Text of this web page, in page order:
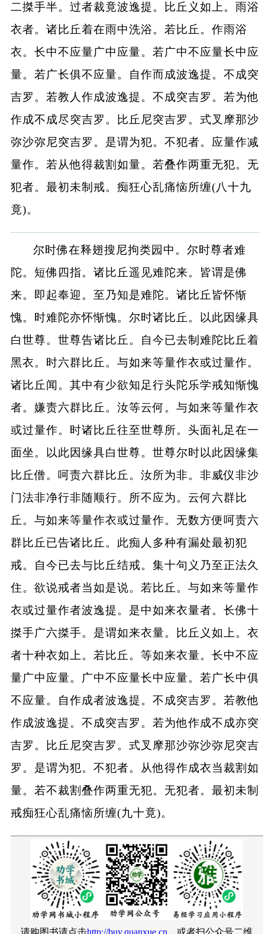
二搩手半。过者裁竟波逸提。比丘义如上。雨浴
衣者。诸比丘着在雨中洗浴。若比丘。作雨浴
衣。长中不应量广中应量。若广中不应量长中应
量。若广长俱不应量。自作而成波逸提。不成突
吉罗。若教人作成波逸提。不成突吉罗。若为他
作成不成尽突吉罗。比丘尼突吉罗。式叉摩那沙
弥沙弥尼突吉罗。是谓为犯。不犯者。应量作减
量作。若从他得裁割如量。若叠作两重无犯。无
犯者。最初未制戒。痴狂心乱痛恼所缠(八十九
竟)。
尔时佛在释翅搜尼拘类园中。尔时尊者难
陀。短佛四指。诸比丘遥见难陀来。皆谓是佛
来。即起奉迎。至乃知是难陀。诸比丘皆怀惭
愧。时难陀亦怀惭愧。尔时诸比丘。以此因缘具
白世尊。世尊告诸比丘。自今已去制难陀比丘着
黑衣。时六群比丘。与如来等量作衣或过量作。
诸比丘闻。其中有少欲知足行头陀乐学戒知惭愧
者。嫌责六群比丘。汝等云何。与如来等量作衣
或过量作。时诸比丘往至世尊所。头面礼足在一
面坐。以此因缘具白世尊。世尊尔时以此因缘集
比丘僧。呵责六群比丘。汝所为非。非威仪非沙
门法非净行非随顺行。所不应为。云何六群比
丘。与如来等量作衣或过量作。无数方便呵责六
群比丘已告诸比丘。此痴人多种有漏处最初犯
戒。自今已去与比丘结戒。集十句义乃至正法久
住。欲说戒者当如是说。若比丘。与如来等量作
衣或过量作者波逸提。是中如来衣量者。长佛十
搩手广六搩手。是谓如来衣量。比丘义如上。衣
者十种衣如上。若比丘。等如来衣量。长中不应
量广中应量。广中不应量长中应量。若广长中俱
不应量。自作成者波逸提。不成突吉罗。若教他
作成波逸提。不成突吉罗。若为他作成不成亦突
吉罗。比丘尼突吉罗。式叉摩那沙弥沙弥尼突吉
罗。是谓为犯。不犯者。从他得作成衣当裁割如
量。若不裁割叠作两重无犯。无犯者。最初未制
戒痴狂心乱痛恼所缠(九十竟)。
请购图书请点击http://buy.quanxue.cn 、或者扫公众号二维